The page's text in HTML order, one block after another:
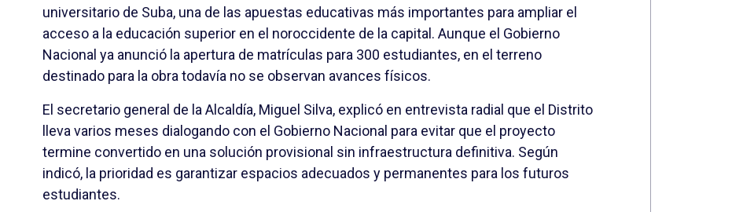
universitario de Suba, una de las apuestas educativas más importantes para ampliar el
acceso a la educación superior en el noroccidente de la capital. Aunque el Gobierno
Nacional ya anunció la apertura de matrículas para 300 estudiantes, en el terreno
destinado para la obra todavía no se observan avances físicos.
El secretario general de la Alcaldía, Miguel Silva, explicó en entrevista radial que el Distrito
lleva varios meses dialogando con el Gobierno Nacional para evitar que el proyecto
termine convertido en una solución provisional sin infraestructura definitiva. Según
indicó, la prioridad es garantizar espacios adecuados y permanentes para los futuros
estudiantes.